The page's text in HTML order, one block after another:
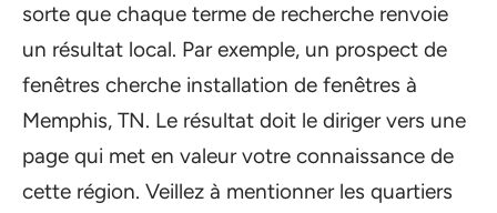
sorte que chaque terme de recherche renvoie
un résultat local. Par exemple, un prospect de
fenêtres cherche installation de fenêtres à
Memphis, TN. Le résultat doit le diriger vers une
page qui met en valeur votre connaissance de
cette région. Veillez à mentionner les quartiers